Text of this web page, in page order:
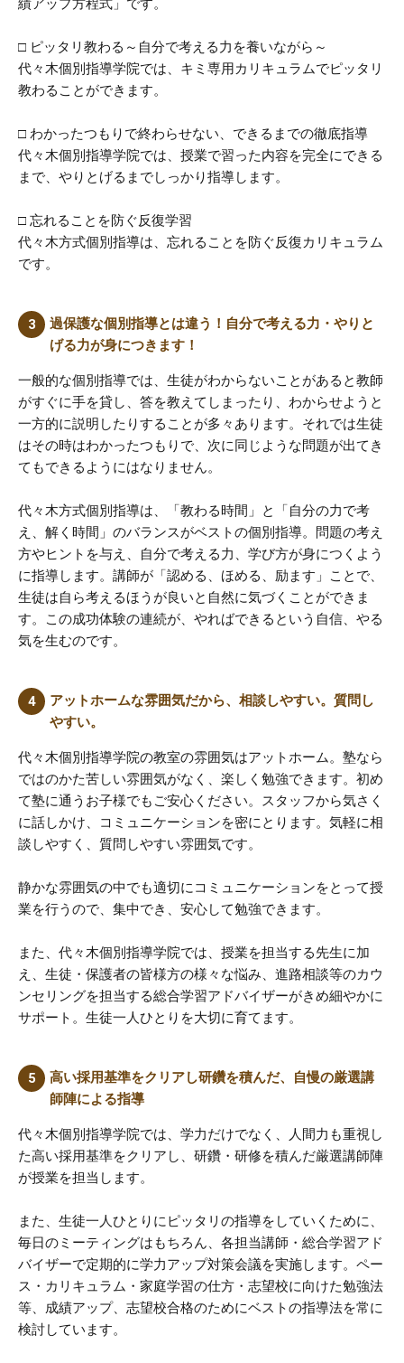
□ ピッタリ教わる～自分で考える力を養いながら～
代々木個別指導学院では、キミ専用カリキュラムでピッタリ
教わることができます。
□ わかったつもりで終わらせない、できるまでの徹底指導
代々木個別指導学院では、授業で習った内容を完全にできる
まで、やりとげるまでしっかり指導します。
□ 忘れることを防ぐ反復学習
代々木方式個別指導は、忘れることを防ぐ反復カリキュラム
です。
過保護な個別指導とは違う！自分で考える力・やりと
げる力が身につきます！
一般的な個別指導では、生徒がわからないことがあると教師
がすぐに手を貸し、答を教えてしまったり、わからせようと
一方的に説明したりすることが多々あります。それでは生徒
はその時はわかったつもりで、次に同じような問題が出てき
てもできるようにはなりません。
代々木方式個別指導は、「教わる時間」と「自分の力で考
え、解く時間」のバランスがベストの個別指導。問題の考え
方やヒントを与え、自分で考える力、学び方が身につくよう
に指導します。講師が「認める、ほめる、励ます」ことで、
生徒は自ら考えるほうが良いと自然に気づくことができま
す。この成功体験の連続が、やればできるという自信、やる
気を生むのです。
アットホームな雰囲気だから、相談しやすい。質問し
やすい。
代々木個別指導学院の教室の雰囲気はアットホーム。塾なら
ではのかた苦しい雰囲気がなく、楽しく勉強できます。初め
て塾に通うお子様でもご安心ください。スタッフから気さく
に話しかけ、コミュニケーションを密にとります。気軽に相
談しやすく、質問しやすい雰囲気です。
静かな雰囲気の中でも適切にコミュニケーションをとって授
業を行うので、集中でき、安心して勉強できます。
また、代々木個別指導学院では、授業を担当する先生に加
え、生徒・保護者の皆様方の様々な悩み、進路相談等のカウ
ンセリングを担当する総合学習アドバイザーがきめ細やかに
サポート。生徒一人ひとりを大切に育てます。
高い採用基準をクリアし研鑽を積んだ、自慢の厳選講
師陣による指導
代々木個別指導学院では、学力だけでなく、人間力も重視し
た高い採用基準をクリアし、研鑽・研修を積んだ厳選講師陣
が授業を担当します。
また、生徒一人ひとりにピッタリの指導をしていくために、
毎日のミーティングはもちろん、各担当講師・総合学習アド
バイザーで定期的に学力アップ対策会議を実施します。ペー
ス・カリキュラム・家庭学習の仕方・志望校に向けた勉強法
等、成績アップ、志望校合格のためにベストの指導法を常に
検討しています。